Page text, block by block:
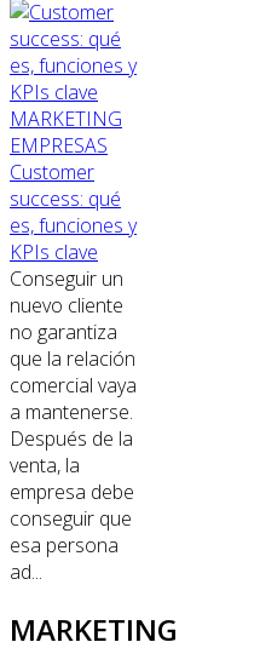
MARKETING
EMPRESAS
Customer
success: qué
es, funciones y
KPIs clave
Conseguir un
nuevo cliente
no garantiza
que la relación
comercial vaya
a mantenerse.
Después de la
venta, la
empresa debe
conseguir que
esa persona
ad...
MARKETING